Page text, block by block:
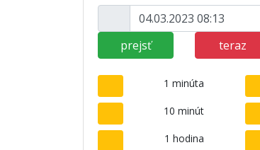
prejsť teraz
1 minúta
10 minút
1 hodina